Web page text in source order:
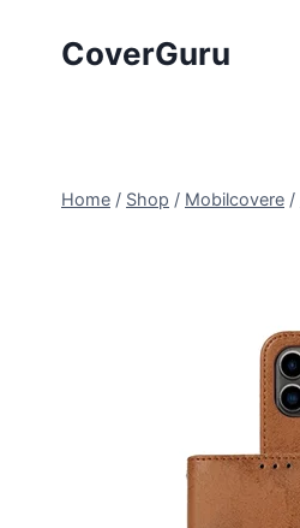
CoverGuru
Home / Shop / Mobilcovere /